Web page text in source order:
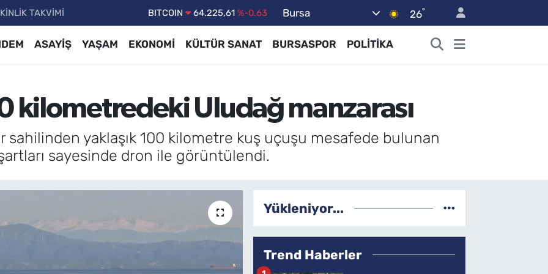
TAKVİMİ DOLAR 47,7143 %0.16
BİST100
13.799 %70
Bursa 26°
ASAYİŞ YAŞAM EKONOMİ KÜLTÜR SANAT BURSASPOR POLİTİKA
kilometredeki Uludağ manzarası
sahilinden yaklaşık 100 kilometre kuş uçuşu mesafede bulunan
sayesinde dron ile görüntülendi.
Yükleniyor...
Trend Haberler